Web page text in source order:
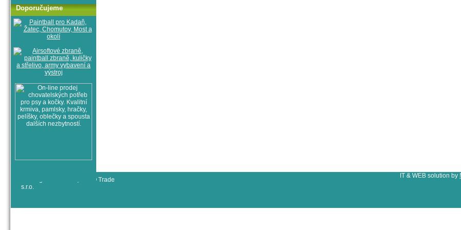
Doporučujeme
© All rights reserved, RYJO Trade
s.r.o.
IT & WEB solution by